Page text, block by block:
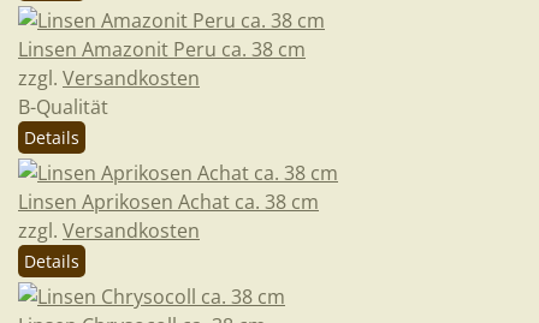
Linsen Amazonit Peru ca. 38 cm
zzgl. Versandkosten
B-Qualität
Details
Linsen Aprikosen Achat ca. 38 cm
zzgl. Versandkosten
Details